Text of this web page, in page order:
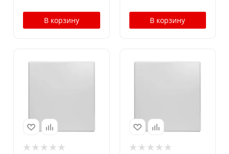
В корзину В корзину